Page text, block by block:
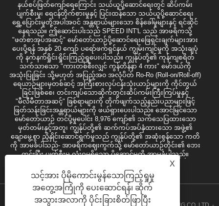
နယ်စပ်ဖြတ်ကျော်ရေကြောင်း သယ်ယူပို့ဆောင်ရေးတွင် ဆိပ်ကမ်း
ပျက်စီးမှု၊ ရေငန်တိုက်စားမှုနှင့် ပြင်းထန်သော သယ်ယူပို့ဆောင်ရေး
ရွှေ့ပြောင်းမှုတို့အပါအဝင် အန္တရာယ်များသော စိန်ခေါ်မှုများနှင့် ရင်ဆိုင်
နေရသည်။ ဤဆောင်းပါးသည် SPEED INT'L သည် အာဖရိကသို့
"ဖတ်စာအုပ်အဆင့်" မော်တော်ယာဉ်ပို့ဆောင်ရေးဖြေရှင်းချက်များအား
ပေးပို့ရန် အနှစ် 20 ကျော် ပရော်ဖက်ရှင်နယ် ကျွမ်းကျင်မှုကို အသုံးချပုံ
ကို နက်နက်ရှိုင်းရှိုင်းကြည့်ရှုပေးပါသည်။ ကျွန်ုပ်တို့၏ ကုန်ကျစရိတ်
သက်သာသော "ကားတစ်စီးလျှင် ကွန်တိန်နာ 4 ကား" မော်ဒယ်ကို
အသုံးပြုခြင်း သို့မဟုတ် အပြည့်အ၀ အလုံပိတ် Ro-Ro (Roll-on/Roll-off)
ရေယာဉ်များမှတစ်ဆင့် အကြီးစားလုပ်ငန်းသုံးယာဉ်များကို ကိုင်တွယ်
ခြင်းဖြစ်စေ၊ တင်းကျပ်သောဆိုက်တွင်းဆိပ်ကမ်းကြီးကြပ်မှုနှင့်
"မီလီမီတာအဆင့်" ခြစ်ရာများကို တိုက်ဖျက်သည့်နည်းပညာများဖြင့်
ဖြတ်သန်းခြင်းအန္တရာယ်များကို ဖယ်ရှားပေးပါသည်။ အောင်မြင်သော
မော်တော်ယာဉ် တင်ပို့မှုပေါင်း 8,976 ကျော်၏ သက်သေပြထားသော
မှတ်တမ်းနှင့်အတူ၊ ကျွန်ုပ်တို့၏ ဆက်ကပ်အပ်နှံထားသော အဖွဲ့၏
ချောမွေ့စွာ ညှိနှိုင်းဆောင်ရွက်မှုသည် ကျွန်ုပ်တို့၏ အဆုံးစွန်သော ကတိ
ကို အာမခံပါသည်- အာဖရိကဈေးကွက်သို့ မော်တော်ယာဉ်တိုင်း၏ ဘေး
ကင်းပြီး ပျက်စီးမှု လုံးဝမရှိသော ပို့ဆောင်မှုကို အာမခံပါသည်။
X
သင့်အား ပိုမိုကောင်းမွန်သောကြည့်ရှုမှု
အတွေ့အကြုံကို ပေးဆောင်ရန်၊ ဆိုက်
အသွားအလာကို ပိုင်းခြားစိတ်ဖြာပြီး